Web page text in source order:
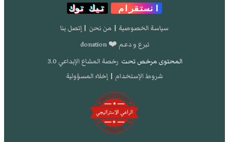
انستقرام
تيك توك
سياسة الخصوصية | من نحن | إتصل بنا
تبرع و دعم ❤️ donation
المحتوى مرخص تحت رخصة المشاع الإبداعي 3.0
شروط الإستخدام | إخلاء المسؤولية